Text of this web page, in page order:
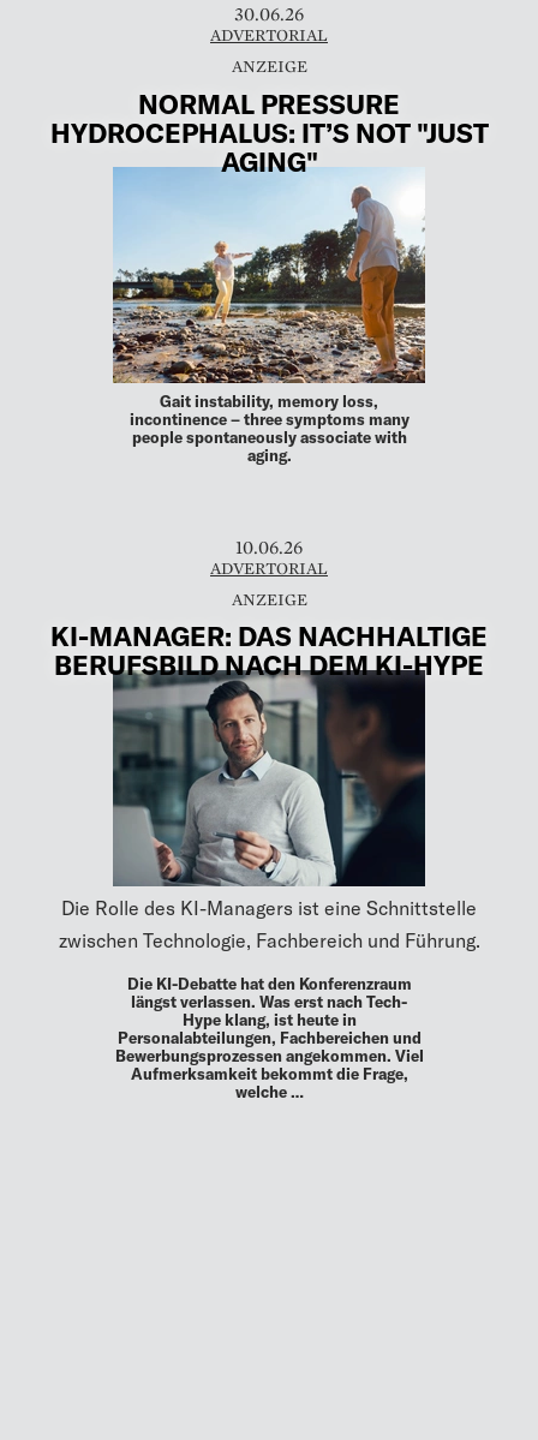
30.06.26
ADVERTORIAL
NORMAL PRESSURE
HYDROCEPHALUS: IT’S NOT "JUST
AGING"
Gait instability, memory loss,
incontinence – three symptoms many
people spontaneously associate with
aging.
10.06.26
ADVERTORIAL
KI-MANAGER: DAS NACHHALTIGE
BERUFSBILD NACH DEM KI-HYPE
Die Rolle des KI-Managers ist eine Schnittstelle
zwischen Technologie, Fachbereich und Führung.
Die KI-Debatte hat den Konferenzraum
längst verlassen. Was erst nach Tech-
Hype klang, ist heute in
Personalabteilungen, Fachbereichen und
Bewerbungsprozessen angekommen. Viel
Aufmerksamkeit bekommt die Frage,
welche …